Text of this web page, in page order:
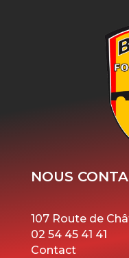
NOUS
107 Route de
02 54 45 41 41
Contact